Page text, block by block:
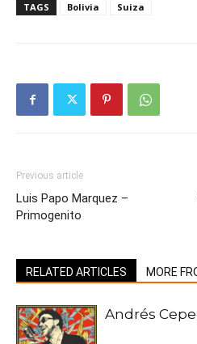
TAGS Bolivia Suiza
Previous article
Luis Papo Marquez –
Primogenito
RELATED ARTICLES MORE
Andrés